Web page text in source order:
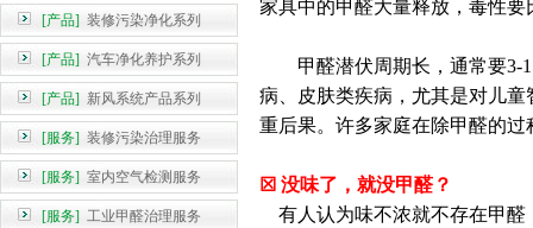
[产品] 装修污染净化系列
[产品] 汽车净化养护系列
[产品] 新风系统产品系列
[服务] 装修污染治理服务
[服务] 室内空气检测服务
[服务] 工业甲醛治理服务
家具中的甲醛大量释放，毒性要
甲醛潜伏周期长，通常要3-
病、皮肤类疾病，尤其是对儿
重后果。许多家庭在除甲醛的
☒ 没味了，就没甲醛？
有人认为味不浓就不存在甲